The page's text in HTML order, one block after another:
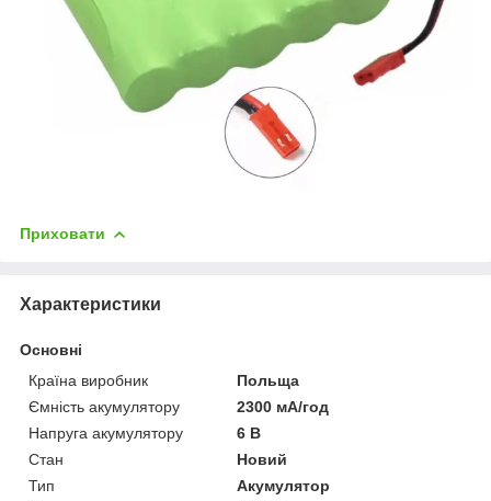
Приховати
Характеристики
Основні
Країна виробник
Польща
Ємність акумулятору
2300 мА/год
Напруга акумулятору
6 В
Стан
Новий
Тип
Акумулятор